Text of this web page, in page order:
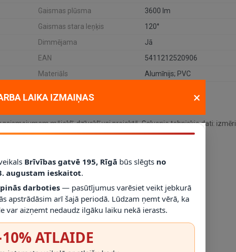
Gaismas plūsma
3600 lm
Gaismas stara leņķis
120°
Dimmējama
Jā
EAN
5411212520906
Materiāls Alumīnijs; PVC
mājoklī, dzīvoklī vai projektā. Galvenie tehniskie dati: izmēri
LED (54 W); jauda54 W; aizsardzības klaseIP20.
mūsdienīgā interjerā.
vai gaismeklis atbilst telpas vajadzībām.
spuldzes un dimmerus.
izmantot.
un novietojumu.
LAIKA IZMAIŅAS ×
Brīvības gatvē 195, Rīgā būs slēgts no
augustam ieskaitot.
darboties— pasūtījumus varēsiet veikt jebkurā
apstrādāsim arī šajā periodā. Lūdzam ņemt vērā, ka
var aizņemt nedaudz ilgāku laiku nekā ierasts.
ATLAIDE